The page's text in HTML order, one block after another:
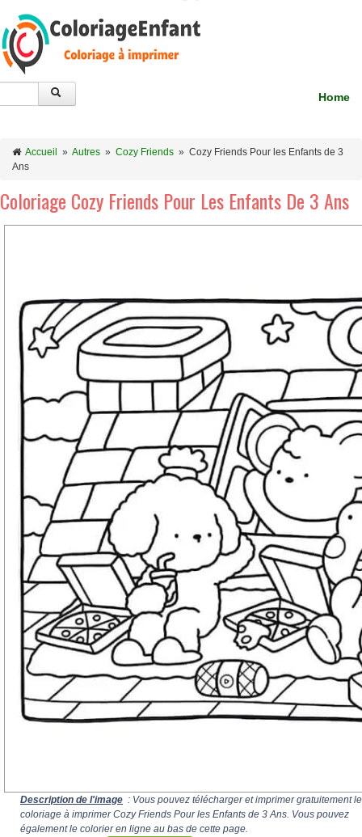
Home
Accueil » Autres » Cozy Friends » Cozy Friends Pour les Enfants de 3
Ans
Coloriage Cozy Friends Pour Les Enfants De 3 Ans
Description de l'image : Vous pouvez télécharger et imprimer gratuitement le
coloriage à imprimer Cozy Friends Pour les Enfants de 3 Ans. Vous pouvez
également le colorier en ligne au bas de cette page.